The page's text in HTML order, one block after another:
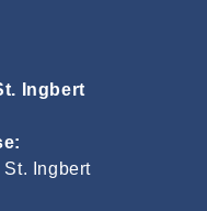
Ingbert
St. Ingbert